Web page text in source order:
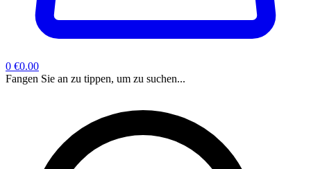
0 €0.00
Fangen Sie an zu tippen, um zu suchen...